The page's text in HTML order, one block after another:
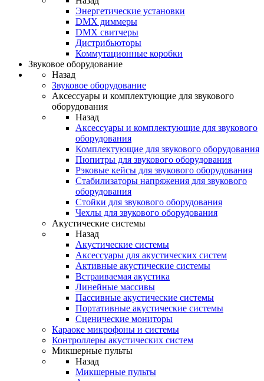
Энергетические установки
DMX диммеры
DMX свитчеры
Дистрибьюторы
Коммутационные коробки
Звуковое оборудование
Назад
Звуковое оборудование
Аксессуары и комплектующие для звукового
оборудования
Назад
Аксессуары и комплектующие для звукового
оборудования
Комплектующие для звукового оборудования
Пюпитры для звукового оборудования
Рэковые кейсы для звукового оборудования
Стабилизаторы напряжения для звукового
оборудования
Стойки для звукового оборудования
Чехлы для звукового оборудования
Акустические системы
Назад
Акустические системы
Аксессуары для акустических систем
Активные акустические системы
Встраиваемая акустика
Линейные массивы
Пассивные акустические системы
Портативные акустические системы
Сценические мониторы
Караоке микрофоны и системы
Контроллеры акустических систем
Микшерные пульты
Назад
Микшерные пульты